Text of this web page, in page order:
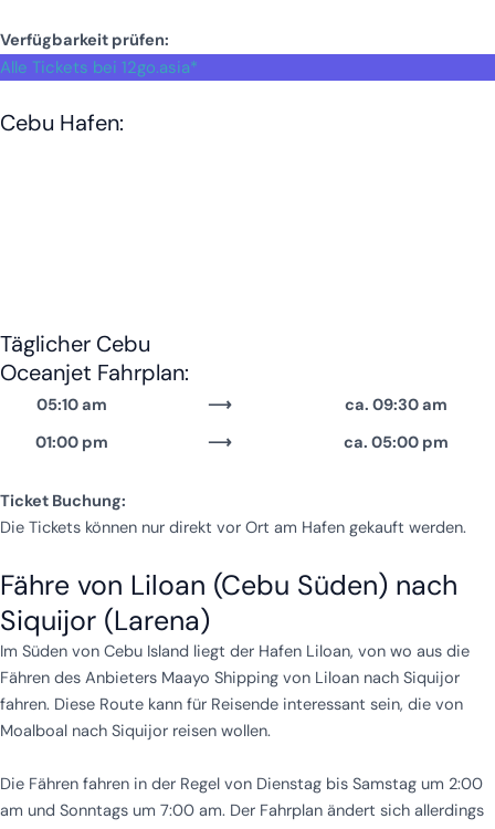
Verfügbarkeit prüfen:
Alle Tickets bei 12go.asia*
Cebu Hafen:
Täglicher Cebu
Oceanjet Fahrplan:
05:10 am ⟶
ca. 09:30 am
01:00 pm
⟶ ca. 05:00 pm
Ticket Buchung:
Die Tickets können nur direkt vor Ort am Hafen gekauft werden.
Fähre von Liloan (Cebu Süden) nach
Siquijor (Larena)
Im Süden von Cebu Island liegt der Hafen Liloan, von wo aus die
Fähren des Anbieters Maayo Shipping von Liloan nach Siquijor
fahren. Diese Route kann für Reisende interessant sein, die von
Moalboal nach Siquijor reisen wollen.
Die Fähren fahren in der Regel von Dienstag bis Samstag um 2:00
am und Sonntags um 7:00 am. Der Fahrplan ändert sich allerdings